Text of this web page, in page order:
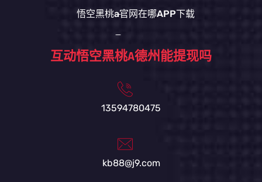
悟空黑桃a官网在哪APP下载
互动悟空黑桃A德州能提现吗
13594780475
kb88@j9.com